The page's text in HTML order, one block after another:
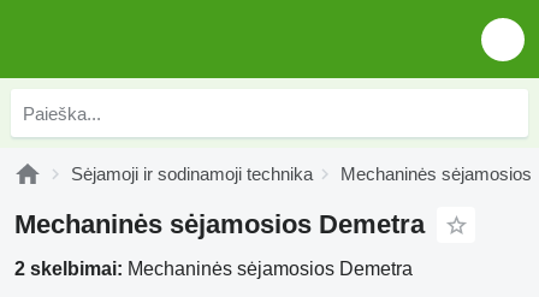
Sėjamoji ir sodinamoji technika Mechaninės sėjamosios
Mechaninės sėjamosios Demetra
2 skelbimai: Mechaninės sėjamosios Demetra